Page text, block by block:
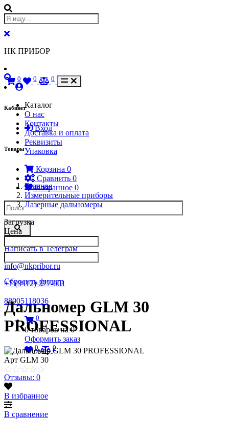
НК ПРИБОР
Кабинет
Вход
Товары
Корзина 0
Сравнить 0
Избранное 0
Написать в Телеграм
info@nkpribor.ru
+7 (3412) 277-001
88005118036
0
0 товаров на0
Оформить заказ
0 0
0 0 0
Каталог
О нас
Контакты
Доставка и оплата
Реквизиты
Упаковка
Главная
Измерительные приборы
Лазерные дальномеры
Загрузка
Цена
Сбросить фильтр
Дальномер GLM 30
PROFESSIONAL
Арт GLM 30
Отзывы: 0
В избранное
В сравнение